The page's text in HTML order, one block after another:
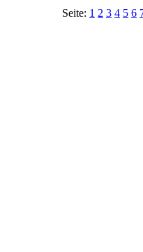
Seite: 1 2 3 4 5 6